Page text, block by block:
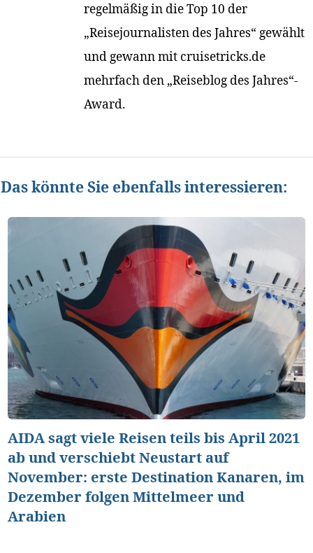
regelmäßig in die Top 10 der
„Reisejournalisten des Jahres“ gewählt
und gewann mit cruisetricks.de
mehrfach den „Reiseblog des Jahres“-
Award.
Das könnte Sie ebenfalls interessieren:
AIDA sagt viele Reisen teils bis April 2021
ab und verschiebt Neustart auf
November: erste Destination Kanaren, im
Dezember folgen Mittelmeer und
Arabien